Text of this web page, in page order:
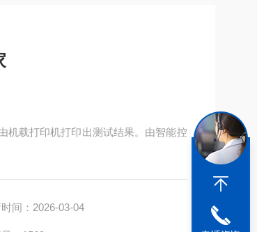
机载打印机打印出测试结果。由智能控
间：2026-03-04